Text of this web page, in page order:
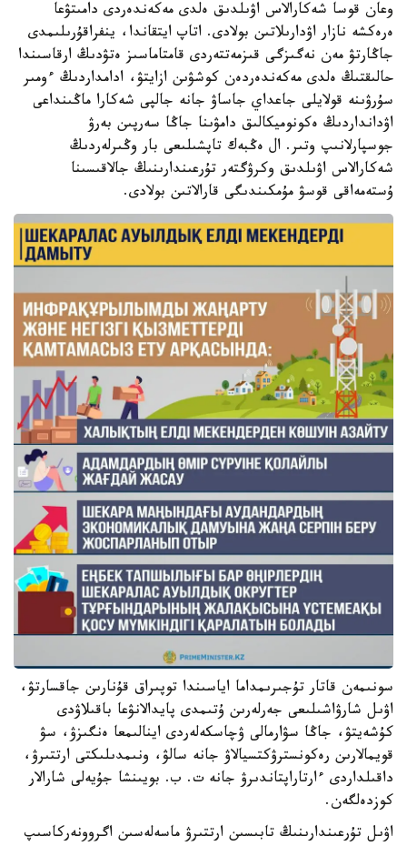
وعان قوسا شەكارالاس اۋىلدىق ەلدى مەكەندەردى دامىتۋعا
ەرەكشە نازار اۋدارىلاتىن بولادى. اتاپ ايتقاندا، ينفراقۇرىلىمدى
جاڭارتۋ مەن نەگىزگى قىزمەتتەردى قامتاماسىز ەتۋدىڭ ارقاسىندا
حالىقتىڭ ەلدى مەكەندەردەن كوشۋىن ازايتۋ، ادامداردىڭ ءومىر
سۇرۋىنە قولايلى جاعداي جاساۋ جانە جالپى شەكارا ماڭىنداعى
اۋدانداردىڭ ەكونوميكالىق دامۋىنا جاڭا سەرپىن بەرۋ
جوسپارلانىپ وتىر. ال ەڭبەك تاپشىلىعى بار وڭىرلەردىڭ
شەكارالاس اۋىلدىق وكرۋگتەر تۇرعىندارىنىڭ جالاقىسىنا
ۇستەمەاقى قوسۋ مۇمكىندىگى قارالاتىن بولادى.
سونىمەن قاتار تۇجىرىمداما اياسىندا توپىراق قۇنارىن جاقسارتۋ،
اۋىل شارۋاشىلىعى جەرلەرىن ۇتىمدى پايدالانۋعا باقىلاۋدى
كۇشەيتۋ، جاڭا سۋارمالى ۋچاسكەلەردى اينالىمعا ەنگىزۋ، سۋ
قويمالارىن رەكونسترۋكتسيالاۋ جانە سالۋ، ونىمدىلىكتى ارتتىرۋ،
داقىلداردى ءارتاراپتاندىرۋ جانە ت. ب. بويىنشا جۇيەلى شارالار
كوزدەلگەن.
اۋىل تۇرعىندارىنىڭ تابىسىن ارتتىرۋ ماسەلەسىن اگروونەركاسىپ